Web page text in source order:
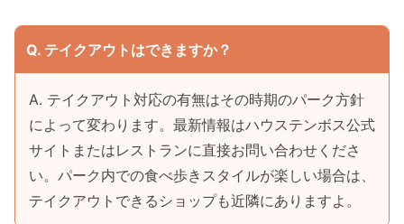
Q. テイクアウトはできますか？
A. テイクアウト対応の有無はその時期のパーク方針
によって変わります。最新情報はハウステンボス公式
サイトまたはレストランに直接お問い合わせくださ
い。パーク内での食べ歩きスタイルが楽しい場合は、
テイクアウトできるショップも近隣にありますよ。